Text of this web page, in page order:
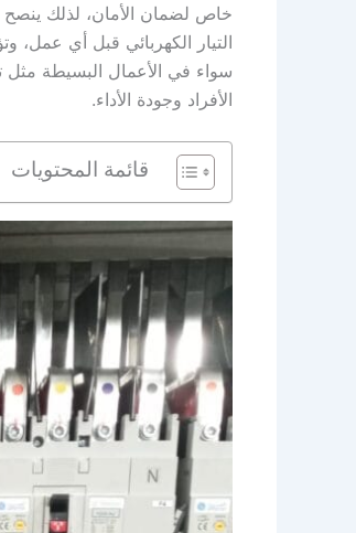
خاص لضمان الأمان، لذلك ينصح
التيار الكهربائي قبل أي عمل،
سواء في الأعمال البسيطة مثل
الأفراد وجودة الأداء.
قائمة المحتويات